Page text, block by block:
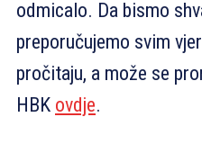
odmicalo. Da bismo
preporučujemo svim
pročitaju, a može se
HBK ovdje.